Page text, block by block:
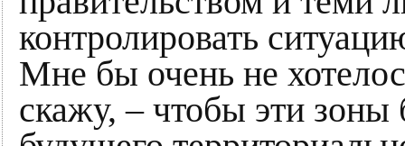
контролировать
Мне бы очень не
скажу, – чтобы эти